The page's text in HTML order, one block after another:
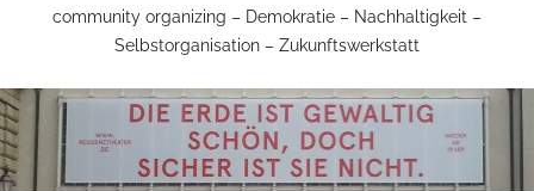
community organizing – Demokratie – Nachhaltigkeit –
Selbstorganisation – Zukunftswerkstatt